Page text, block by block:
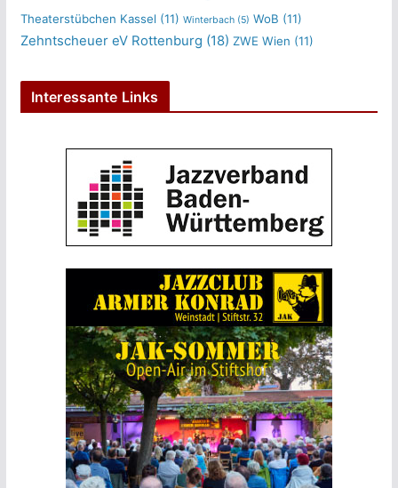
Theaterstübchen Kassel(11) Winterbach(5) WoB (11)
Zehntscheuer eV Rottenburg (18) ZWE Wien (11)
Interessante Links